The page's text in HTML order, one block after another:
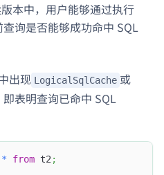
本中，用户能够通过执行
询是否能够成功命中 SQL
出现 LogicalSqlCache 或
表明查询已命中 SQL
* from t2 ;